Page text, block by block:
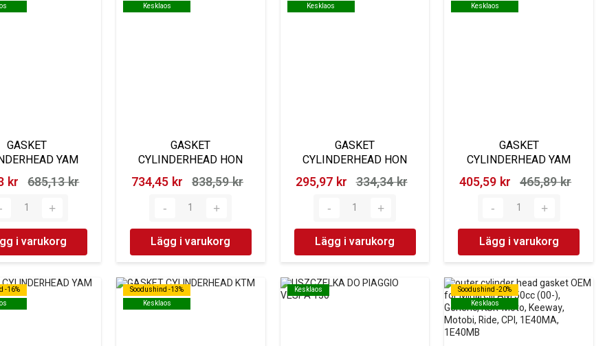
GASKET
YAM
kr‎ 685,13 kr‎
i varukorg
Kesklaos
Kesklaos
GASKET
CYLINDERHEAD HON
734,45 kr‎ 838,59 kr‎
Lägg i varukorg
Kesklaos
Kesklaos
GASKET
CYLINDERHEAD HON
295,97 kr‎ 334,34 kr‎
Lägg i varukorg
Kesklaos
Kesklaos
GASKET
CYLINDERHEAD YAM
405,59 kr‎ 465,89 kr‎
Lägg i varukorg
-16%
-16%
Soodushind -13%
Kesklaos
Soodushind -13%
Kesklaos
Kesklaos
Kesklaos
Soodushind -20%
Kesklaos
Soodushind -20%
Kesklaos